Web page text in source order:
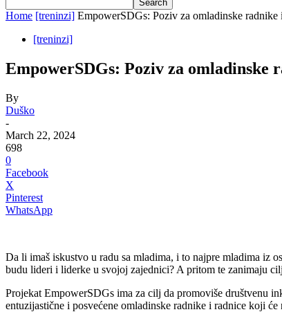
Home [treninzi] EmpowerSDGs: Poziv za omladinske radnike
[treninzi]
EmpowerSDGs: Poziv za omladinske
By
Duško
-
March 22, 2024
698
0
Facebook
X
Pinterest
WhatsApp
Da li imaš iskustvo u radu sa mladima, i to najpre mladima iz
budu lideri i liderke u svojoj zajednici? A pritom te zanimaju
Projekat EmpowerSDGs ima za cilj da promoviše društvenu
entuzijastične i posvećene omladinske radnike i radnice koji